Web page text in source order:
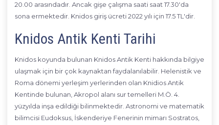
20.00 arasındadır. Ancak gişe çalışma saati saat 17.30'da
sona ermektedir. Knidos giriş ücreti 2022 yılı için 17.5 TL'dir.
Knidos Antik Kenti Tarihi
Knidos koyunda bulunan Knidos Antik Kenti hakkında bilgiye
ulaşmak için bir çok kaynaktan faydalanılabilir. Helenistik ve
Roma dönemi yerleşim yerlerinden olan Knidios Antik
Kentinde bulunan, Akropol alanı sur temelleri M.Ö. 4.
yüzyılda inşa edildiği bilinmektedir. Astronomi ve matematik
bilimcisi Eudoksus, İskenderiye Fenerinin mimarı Sostratos,